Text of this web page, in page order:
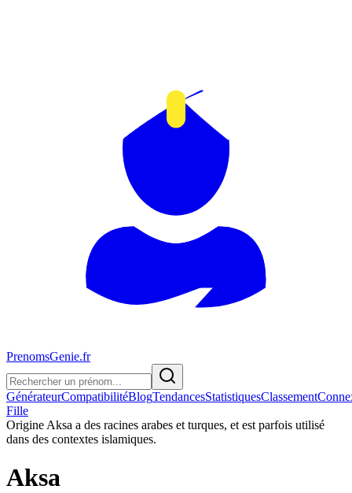
PrenomsGenie.fr
GénérateurCompatibilitéBlogTendancesStatistiquesClassement
Fille
Origine Aksa a des racines arabes et turques, et est parfois utilisé
dans des contextes islamiques.
Aksa